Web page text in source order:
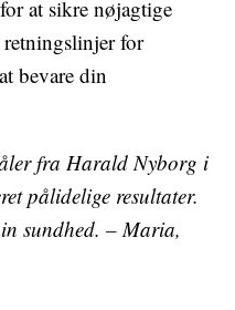
at sikre nøjagtige
for
bevare din
fra Harald Nyborg i
pålidelige resultater.
sundhed. – Maria,